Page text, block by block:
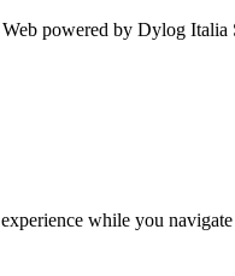
powered by Dylog Italia
while you